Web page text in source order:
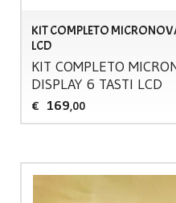
KIT COMPLETO
LCD
KIT COMPLETO
DISPLAY6 TASTI LCD
€ 169,00